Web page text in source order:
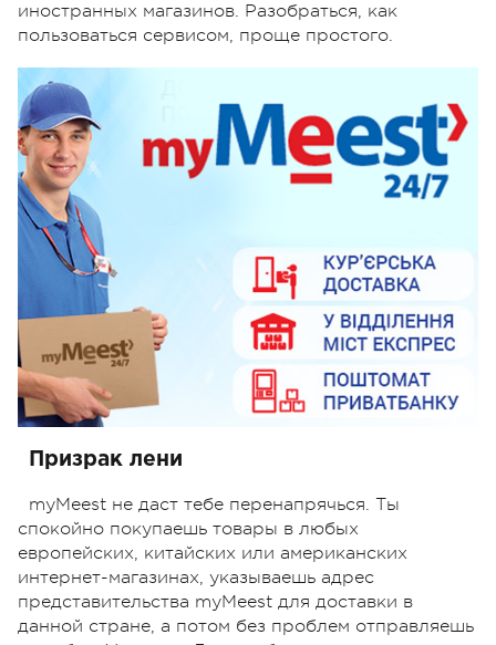
иностранных магазинов. Разобраться, как
пользоваться сервисом, проще простого.
Призрак лени
myMeest не даст тебе перенапрячься. Ты
спокойно покупаешь товары в любых
европейских, китайских или американских
интернет-магазинах, указываешь адрес
представительства myMeest для доставки в
данной стране, а потом без проблем отправляешь